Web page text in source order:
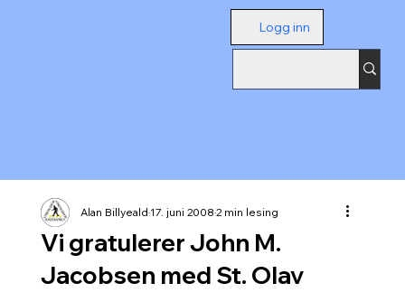
Logg inn
Vi gratulerer John M.
Jacobsen med St. Olav
Alan Billyeald17. juni 20082 min lesing